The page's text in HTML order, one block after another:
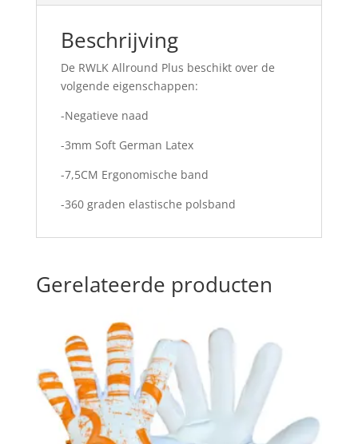
Beschrijving
De RWLK Allround Plus beschikt over de
volgende eigenschappen:
-Negatieve naad
-3mm Soft German Latex
-7,5CM Ergonomische band
-360 graden elastische polsband
Gerelateerde producten